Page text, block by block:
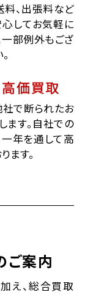
、出張料など
してお気軽に
部例外もござ
価買取
社で断られたお
す。自社での
年を通して高
ます。
ご案内
え、総合買取